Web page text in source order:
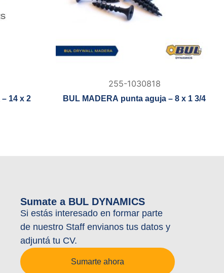
14 x 2
255-1030818
BUL MADERA punta aguja – 8 x 1 3/4
Sumate a BUL DYNAMICS
Si estás interesado en formar parte
de nuestro Staff envianos tus datos y
adjuntá tu CV.
Sumarte ahora